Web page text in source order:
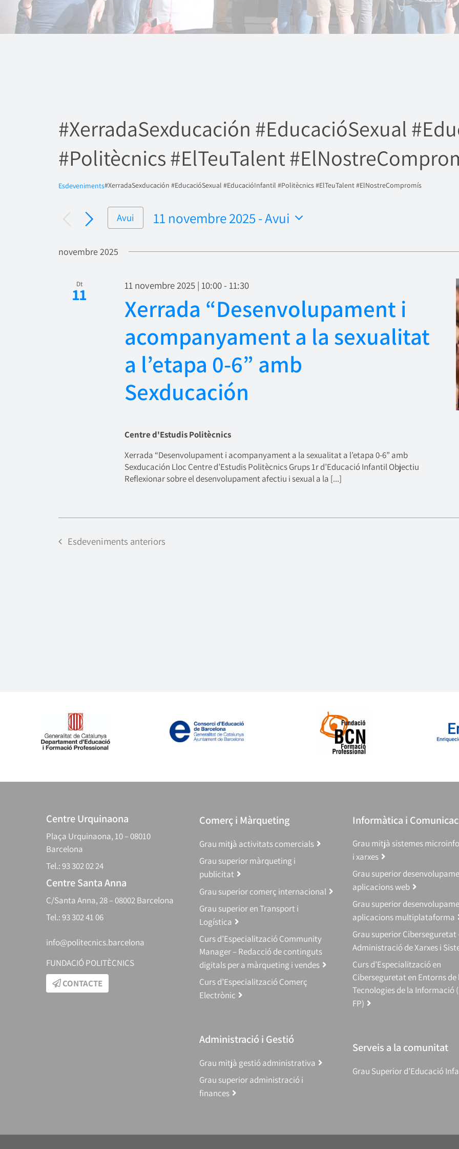
#XerradaSexducación #EducacióSexual
#Politècnics #ElTeuTalent
Esdeveniments#XerradaSexducación #EducacióSexual #EducacióInfantil #Politècnics #ElTeuTalent #ElNostreCompromís
Avui 11 novembre 2025 - Avui
una
novembre 2025
Dt
11 11 novembre 2025 | 10:00- 11:30
Xerrada “Desenvolupament i
acompanyament a la sexualitat
a l’etapa 0-6” amb
Sexducación
Centre d'Estudis Politècnics
Xerrada “Desenvolupament i acompanyament a la sexualitat a l’etapa 0-6” amb
Sexducación Lloc Centre d’Estudis Politècnics Grups 1r d’Educació Infantil Objectiu
Reflexionar sobre el desenvolupament afectiu i sexual a la [...]
Esdeveniments anteriors
Centre Urquinaona
Plaça Urquinaona, 10 – 08010
Barcelona
Tel.: 93 302 02 24
Centre Santa Anna
C/Santa Anna, 28 – 08002 Barcelona
Tel.: 93 302 41 06
info@politecnics.barcelona
FUNDACIÓ POLITÈCNICS
CONTACTE
Comerç i Màrqueting
Grau mitjà activitats comercials
Grau superior màrqueting i
publicitat
Grau superior comerç internacional
Grau superior en Transport i
Logística
Curs d’Especialització Community
Manager – Redacció de continguts
digitals per a màrqueting i vendes
Curs d’Especialització Comerç
Electrònic
Administració i Gestió
Grau mitjà gestió administrativa
Grau superior administració i
finances
Informàtica i
Grau mitjà sistemes
i xarxes
Grau superior
aplicacions web
Grau superior
aplicacions multiplataforma
Grau superior Ciberseguretat
Administració de Xarxes i
Curs d’Especialització en
Ciberseguretat en Entorns de
Tecnologies de la Informació
FP)
Serveis a la comunitat
Grau Superior d’Educació